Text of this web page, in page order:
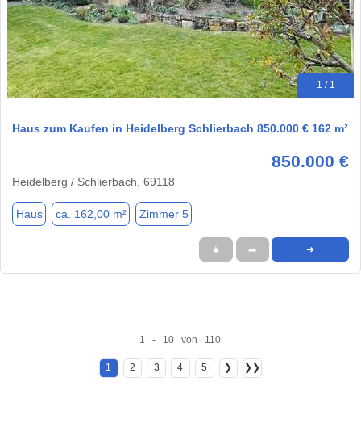
1 / 1
Haus zum Kaufen in Heidelberg Schlierbach 850.000 € 162 m²
850.000 €
Heidelberg / Schlierbach, 69118
Haus ca. 162,00 m² Zimmer 5
★ ➦ ➜
1 - 10 von 110
1 2 3 4 5 ❯ ❯❯